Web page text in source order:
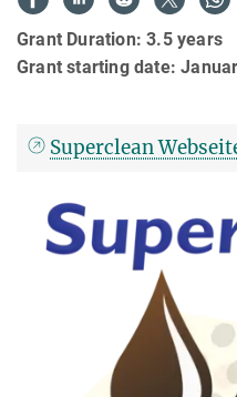
Grant Duration: 3.5 years
Grant starting date:
Superclean